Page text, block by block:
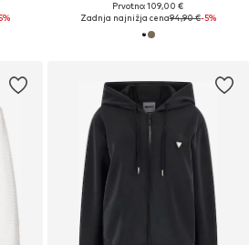
Prvotno: 109,00 €
Zadnja najnižja cena94,90 €-5%